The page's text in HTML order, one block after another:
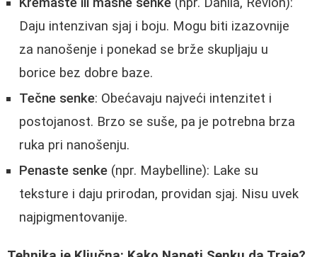
Daju intenzivan sjaj i boju. Mogu biti izazovnije
za nanošenje i ponekad se brže skupljaju u
borice bez dobre baze.
Tečne senke: Obećavaju najveći intenzitet i
postojanost. Brzo se suše, pa je potrebna brza
ruka pri nanošenju.
Penaste senke (npr. Maybelline): Lake su
teksture i daju prirodan, providan sjaj. Nisu uvek
najpigmentovanije.